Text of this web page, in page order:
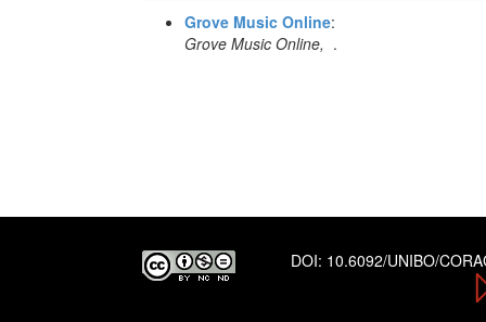
Grove Music Online:
Grove Music Online, .
DOI: 10.6092/UNIBO/